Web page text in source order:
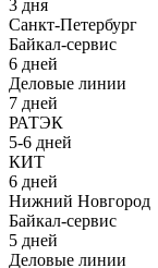
3 дня
Санкт-Петербург
Байкал-сервис
6 дней
Деловые линии
7 дней
РАТЭК
5-6 дней
КИТ
6 дней
Нижний Новгород
Байкал-сервис
5 дней
Деловые линии